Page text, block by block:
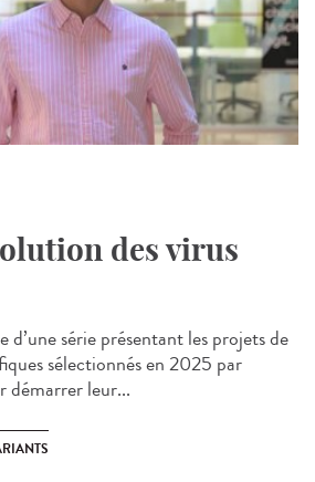
des virus
série présentant les projets de
sélectionnés en 2025 par
démarrer leur...